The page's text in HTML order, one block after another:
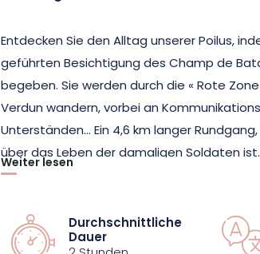
Entdecken Sie den Alltag unserer Poilus,
geführten Besichtigung des Champ de
begeben. Sie werden durch die « Rote
Verdun wandern, vorbei an
Unterständen… Ein 4,6 km langer
über das Leben der damaligen Soldaten ist.
für die Tour? Sie gehen zum
zum Höhlenunterstand….. Ein
Weiter lesen
Durchschnittliche
Dauer